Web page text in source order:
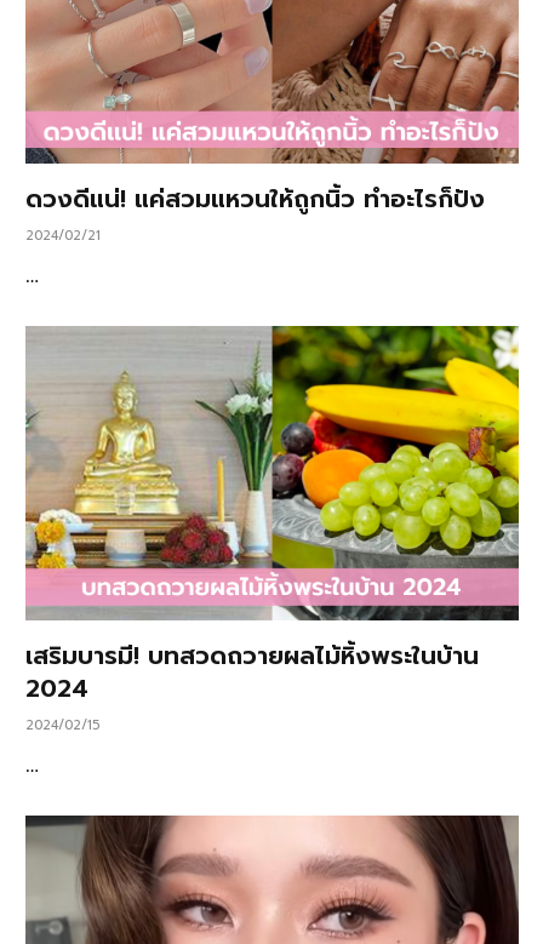
ดวงดีแน่! แค่สวมแหวนให้ถูกนิ้ว ทำอะไรก็ปัง
2024/02/21
…
เสริมบารมี! บทสวดถวายผลไม้หิ้งพระในบ้าน
2024
2024/02/15
…